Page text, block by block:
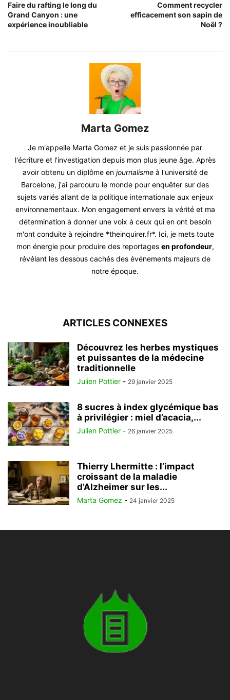
Faire du rafting le long du
Grand Canyon : une
expérience inoubliable
Comment recycler
efficacement son sapin de
Noël ?
Marta Gomez
Je m'appelle Marta Gomez et je suis passionnée par
l'écriture et l'investigation depuis mon plus jeune âge. Après
avoir obtenu un diplôme en journalismeà l'université de
Barcelone, j'ai parcouru le monde pour enquêter sur des
sujets variés allant de la politique internationale aux enjeux
environnementaux. Mon engagement envers la vérité et ma
détermination à donner une voix à ceux qui en ont besoin
m'ont conduite à rejoindre *theinquirer.fr*. Ici, je mets toute
mon énergie pour produire des reportages en profondeur,
révélant les dessous cachés des événements majeurs de
notre époque.
ARTICLES CONNEXES
Découvrez les herbes mystiques
et puissantes de la médecine
traditionnelle
Julien Pottier - 29 janvier 2025
8 sucres à index glycémique bas
à privilégier : miel d’acacia,...
Julien Pottier - 26 janvier 2025
Thierry Lhermitte : l’impact
croissant de la maladie
d’Alzheimer sur les...
Marta Gomez - 24 janvier 2025